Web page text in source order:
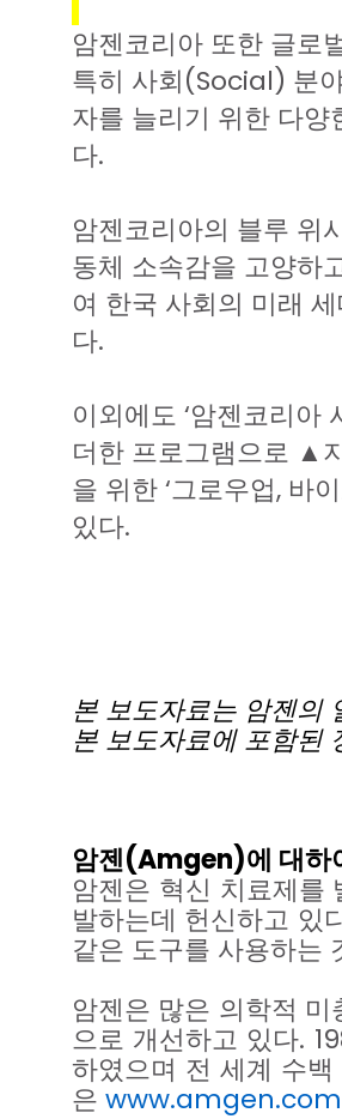
암젠코리아 또한 글로
특히 사회(Social) 분
자를 늘리기 위한 다양
다.
암젠코리아의 블루 위
동체 소속감을 고양하
여 한국 사회의 미래
다.
이외에도 ‘암젠코리아
더한 프로그램으로 ▲
을 위한‘그로우업, 바
있다.
본 보도자료는 암젠의
본 보도자료에 포함된
암젠(Amgen)에 대하
암젠은 혁신 치료제를
발하는데 헌신하고 있
같은 도구를 사용하는
암젠은 많은 의학적 미
으로 개선하고 있다.
하였으며 전 세계 수백
은 www.amgen.com